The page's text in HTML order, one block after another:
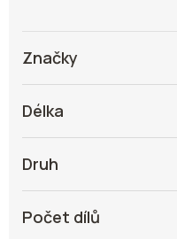
Značky
Délka
Druh
Počet dílů